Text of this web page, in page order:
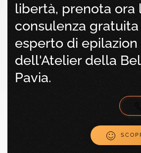
libertà, prenota ora
consulenza
esperto di epilazion
dell'Atelier della
Pavia.